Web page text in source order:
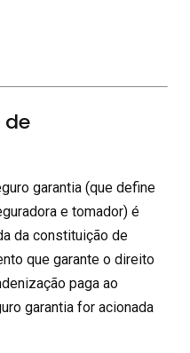
de
garantia (que define
e tomador) é
da constituição de
que garante o direito
paga ao
garantia for acionada